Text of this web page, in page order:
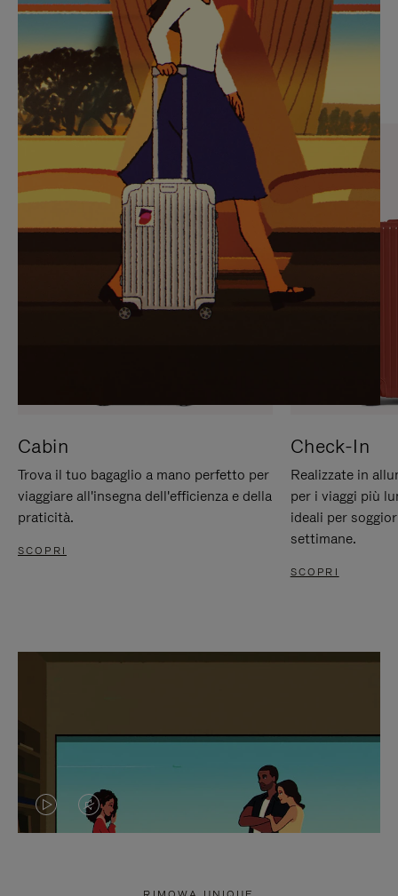
È
IN
PAUSA,
PREMERE
PER
METTERLO
PAUSA
SILENZIATO,
PREMI
PER
ATTIVARE
LAUDIO
Trova la compagna perfetta
per ogni viaggio
Cabin
Trova il tuo bagaglio a mano perfetto per
viaggiare all'insegna dell'efficienza e della
praticità.
SCOPRI
Check-In
Realizzate in
per i viaggi più
ideali per
settimane.
SCOPRI
IL
IL